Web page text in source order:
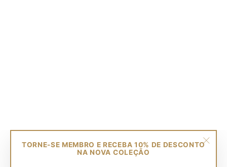
TORNE-SE MEMBRO E RECEBA 10% DE DESCONTO
NA NOVA COLEÇÃO